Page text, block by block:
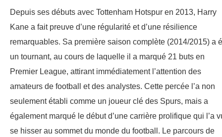
Depuis ses débuts avec Tottenham Hotspur en 2013, Harry
Kane a fait preuve d’une régularité et d’une résilience
remarquables. Sa première saison complète (2014/2015) a
un tournant, au cours de laquelle il a marqué 21 buts en
Premier League, attirant immédiatement l’attention des
amateurs de football et des analystes. Cette percée l’a non
seulement établi comme un joueur clé des Spurs, mais a
également marqué le début d’une carrière prolifique qui l’a
se hisser au sommet du monde du football. Le parcours de